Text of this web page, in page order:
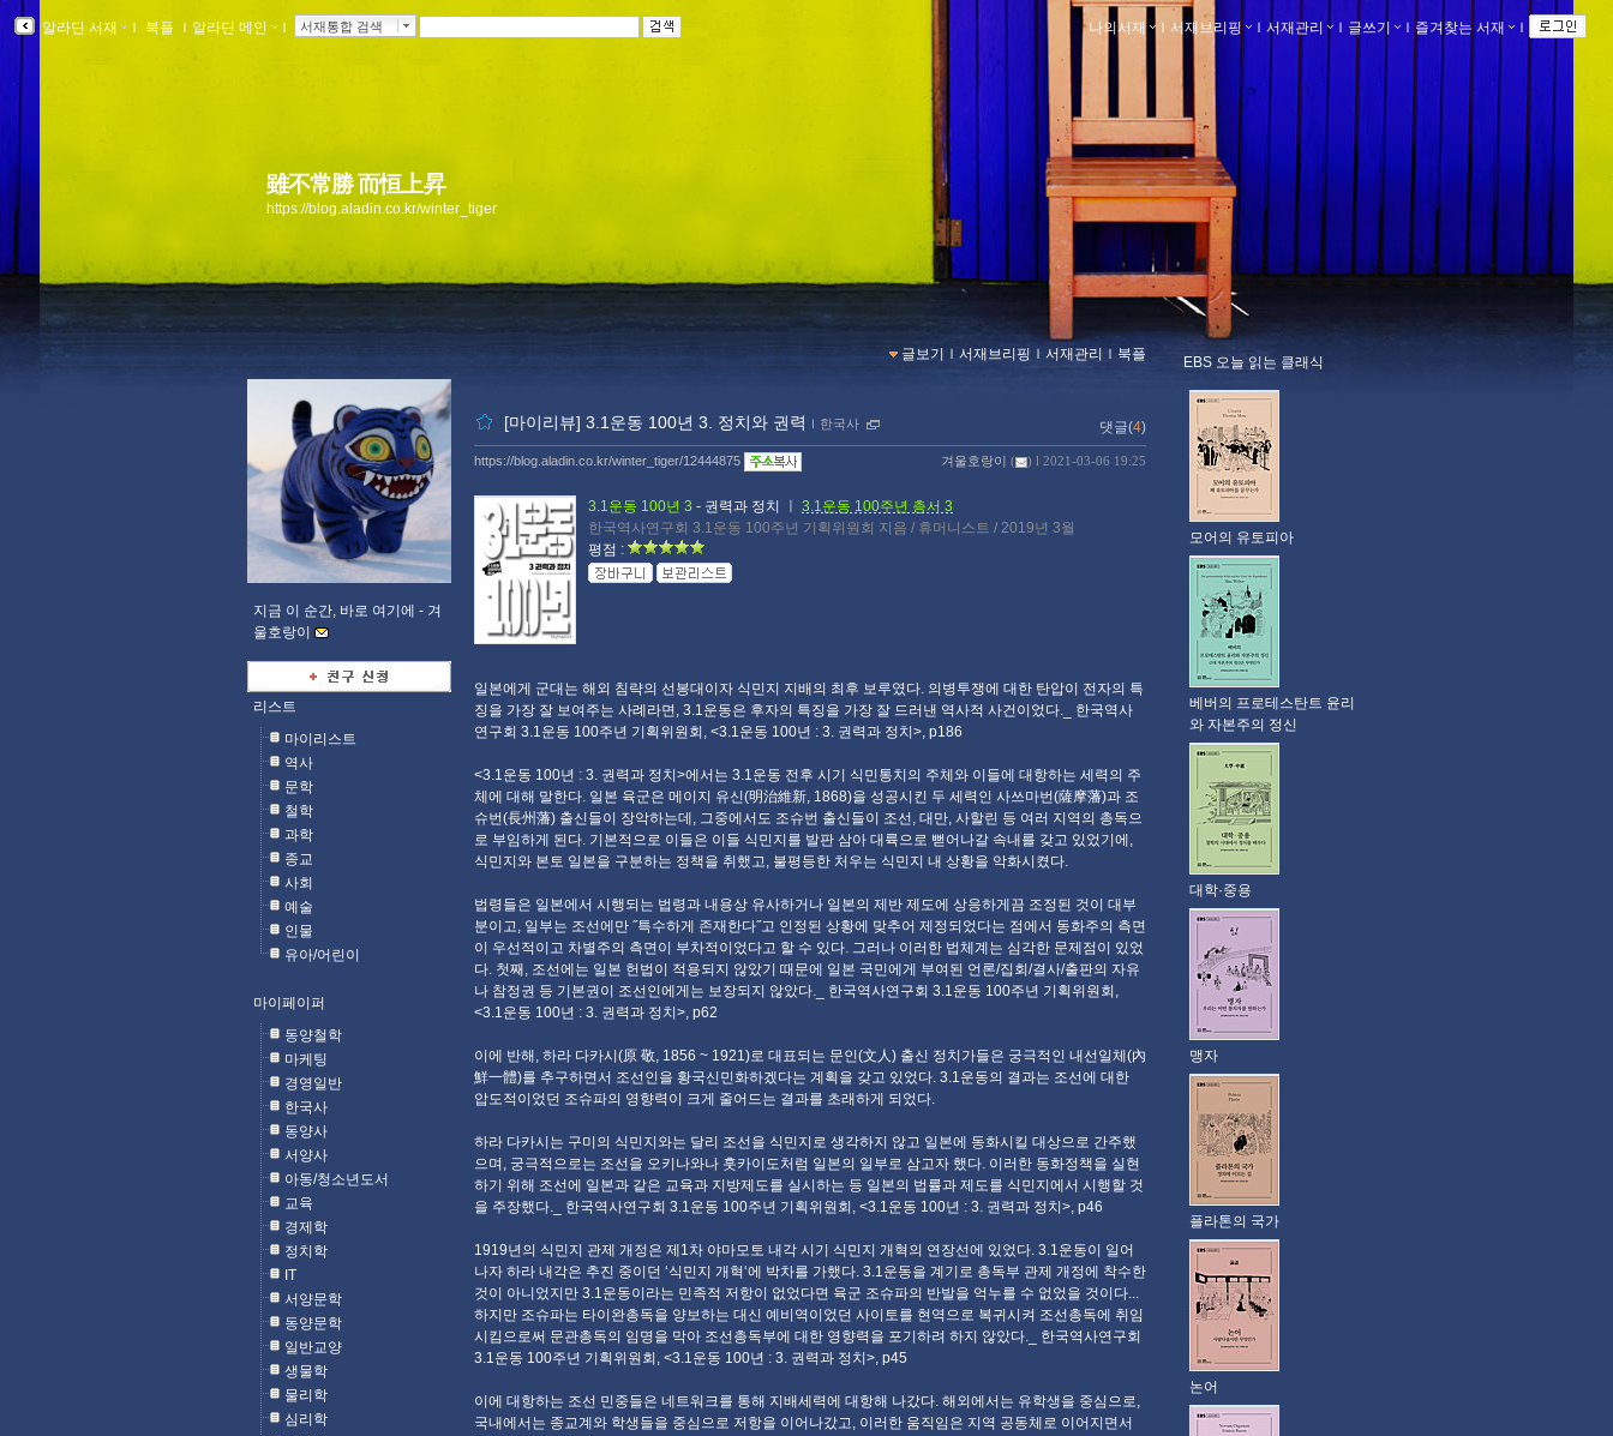
알라딘 서재 ｌ 북플 ｌ 알라딘 메인 ｌ 서재통합 검색 나의서재 ｌ 서재브리핑 ｌ 서재관리 ｌ 글쓰기 ｌ 즐겨찾는 서재 ｌ
雖不常勝 而恒上昇
https://blog.aladin.co.kr/winter_tiger
글보기 ｌ 서재브리핑 ｌ 서재관리 ｌ 북플
지금 이 순간, 바로 여기에 - 겨
울호랑이
리스트
마이리스트
역사
문학
철학
과학
종교
사회
예술
인물
유아/어린이
마이페이퍼
동양철학
마케팅
경영일반
한국사
동양사
서양사
아동/청소년도서
교육
경제학
정치학
IT
서양문학
동양문학
일반교양
생물학
물리학
심리학
[마이리뷰] 3.1운동 100년 3. 정치와 권력 ｌ 한국사 댓글(4)
겨울호랑이 ( ) l 2021-03-06 19:25
https://blog.aladin.co.kr/winter_tiger/12444875
3.1운동 100년 3 - 권력과 정치
3.1운동 100주년 총서 3
한국역사연구회 3.1운동 100주년 기획위원회 지음 / 휴머니스트 / 2019년 3월
평점 :
일본에게 군대는 해외 침략의 선봉대이자 식민지 지배의 최후 보루였다. 의병투쟁에 대한 탄압이 전자의 특
징을 가장 잘 보여주는 사례라면, 3.1운동은 후자의 특징을 가장 잘 드러낸 역사적 사건이었다._ 한국역사
연구회 3.1운동 100주년 기획위원회, <3.1운동 100년 : 3. 권력과 정치>, p186
<3.1운동 100년 : 3. 권력과 정치>에서는 3.1운동 전후 시기 식민통치의 주체와 이들에 대항하는 세력의 주
체에 대해 말한다. 일본 육군은 메이지 유신(明治維新, 1868)을 성공시킨 두 세력인 사쓰마번(薩摩藩)과 조
슈번(長州藩) 출신들이 장악하는데, 그중에서도 조슈번 출신들이 조선, 대만, 사할린 등 여러 지역의 총독으
로 부임하게 된다. 기본적으로 이들은 이들 식민지를 발판 삼아 대륙으로 뻗어나갈 속내를 갖고 있었기에,
식민지와 본토 일본을 구분하는 정책을 취했고, 불평등한 처우는 식민지 내 상황을 악화시켰다.
법령들은 일본에서 시행되는 법령과 내용상 유사하거나 일본의 제반 제도에 상응하게끔 조정된 것이 대부
분이고, 일부는 조선에만 ˝특수하게 존재한다˝고 인정된 상황에 맞추어 제정되었다는 점에서 동화주의 측면
이 우선적이고 차별주의 측면이 부차적이었다고 할 수 있다. 그러나 이러한 법체계는 심각한 문제점이 있었
다. 첫째, 조선에는 일본 헌법이 적용되지 않았기 때문에 일본 국민에게 부여된 언론/집회/결사/출판의 자유
나 참정권 등 기본권이 조선인에게는 보장되지 않았다._ 한국역사연구회 3.1운동 100주년 기획위원회,
<3.1운동 100년 : 3. 권력과 정치>, p62
이에 반해, 하라 다카시(原 敬, 1856 ~ 1921)로 대표되는 문인(文人) 출신 정치가들은 궁극적인 내선일체(內
鮮一體)를 추구하면서 조선인을 황국신민화하겠다는 계획을 갖고 있었다. 3.1운동의 결과는 조선에 대한
압도적이었던 조슈파의 영향력이 크게 줄어드는 결과를 초래하게 되었다.
하라 다카시는 구미의 식민지와는 달리 조선을 식민지로 생각하지 않고 일본에 동화시킬 대상으로 간주했
으며, 궁극적으로는 조선을 오키나와나 훗카이도처럼 일본의 일부로 삼고자 했다. 이러한 동화정책을 실현
하기 위해 조선에 일본과 같은 교육과 지방제도를 실시하는 등 일본의 법률과 제도를 식민지에서 시행할 것
을 주장했다._ 한국역사연구회 3.1운동 100주년 기획위원회, <3.1운동 100년 : 3. 권력과 정치>, p46
1919년의 식민지 관제 개정은 제1차 야마모토 내각 시기 식민지 개혁의 연장선에 있었다. 3.1운동이 일어
나자 하라 내각은 추진 중이던 ‘식민지 개혁‘에 박차를 가했다. 3.1운동을 계기로 총독부 관제 개정에 착수한
것이 아니었지만 3.1운동이라는 민족적 저항이 없었다면 육군 조슈파의 반발을 억누를 수 없었을 것이다...
하지만 조슈파는 타이완총독을 양보하는 대신 예비역이었던 사이토를 현역으로 복귀시켜 조선총독에 취임
시킴으로써 문관총독의 임명을 막아 조선총독부에 대한 영향력을 포기하려 하지 않았다._ 한국역사연구회
3.1운동 100주년 기획위원회, <3.1운동 100년 : 3. 권력과 정치>, p45
이에 대항하는 조선 민중들은 네트워크를 통해 지배세력에 대항해 나갔다. 해외에서는 유학생을 중심으로,
국내에서는 종교계와 학생들을 중심으로 저항을 이어나갔고, 이러한 움직임은 지역 공동체로 이어지면서
EBS 오늘 읽는 클래식
모어의 유토피아
베버의 프로테스탄트 윤리
와 자본주의 정신
대학·중용
맹자
플라톤의 국가
논어